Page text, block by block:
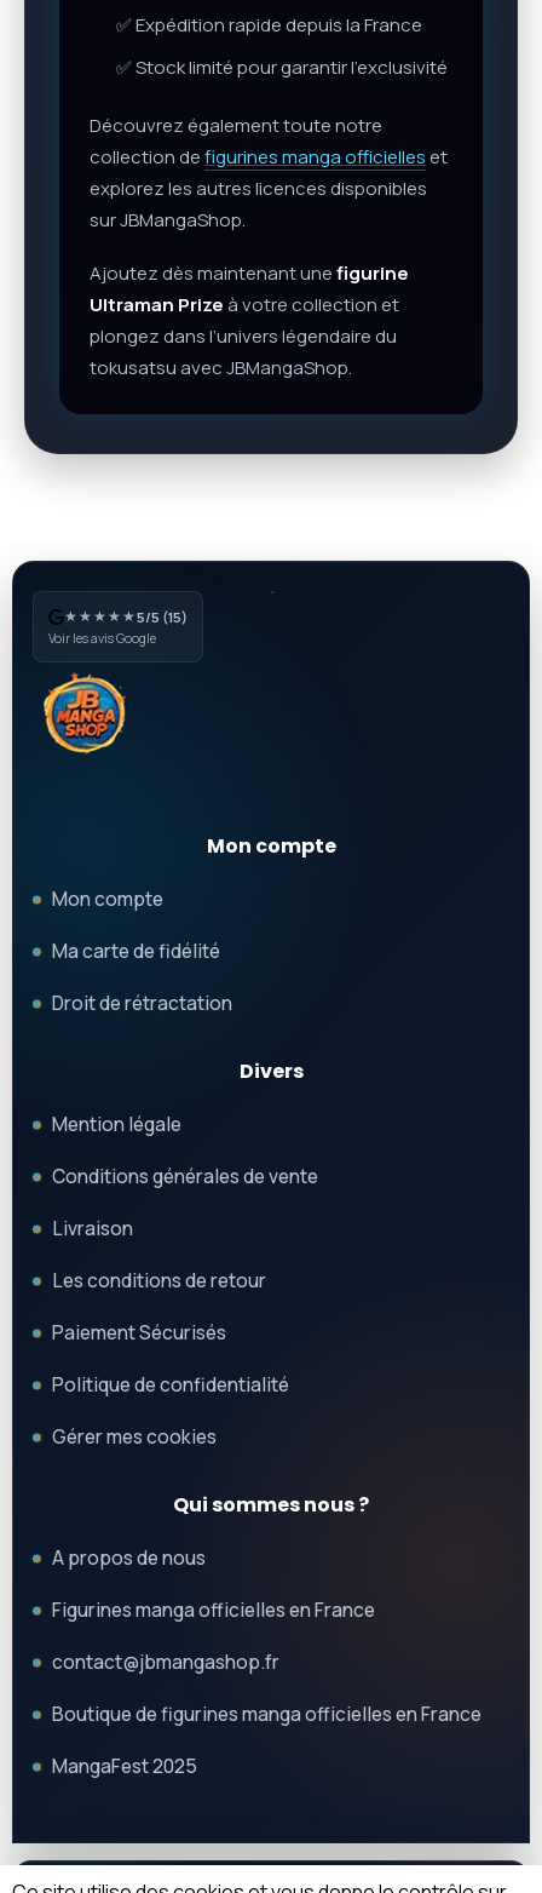
✅ Expédition rapide depuis la France
✅ Stock limité pour garantir l’exclusivité
Découvrez également toute notre
collection defigurines manga officielles et
explorez les autres licences disponibles
sur JBMangaShop.
Ajoutez dès maintenant unefigurine
Ultraman Prize à votre collection et
plongez dans l’univers légendaire du
tokusatsu avec JBMangaShop.
★★★★★5/5 (15)
Voir les avis Google
Mon compte
Mon compte
Ma carte de fidélité
Droit de rétractation
Divers
Mention légale
Conditions générales de vente
Livraison
Les conditions de retour
Paiement Sécurisés
Politique de confidentialité
Gérer mes cookies
Qui sommes nous ?
A propos de nous
Figurines manga officielles en France
contact@jbmangashop.fr
Boutique de figurines manga officielles en France
MangaFest 2025